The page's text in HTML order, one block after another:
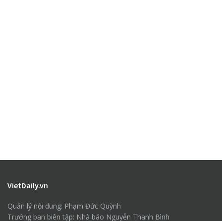
VietDaily.vn
Quản lý nội dung: Phạm Đức Quỳnh
Trưởng ban biên tập: Nhà báo Nguyễn Thanh Bình